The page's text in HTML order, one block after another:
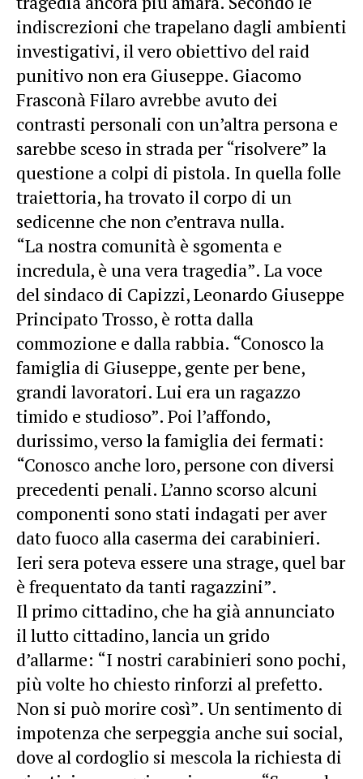
indiscrezioni che trapelano dagli ambienti
investigativi, il vero obiettivo del raid
punitivo non era Giuseppe. Giacomo
Frasconà Filaro avrebbe avuto dei
contrasti personali con un’altra persona e
sarebbe sceso in strada per “risolvere” la
questione a colpi di pistola. In quella folle
traiettoria, ha trovato il corpo di un
sedicenne che non c’entrava nulla.
“La nostra comunità è sgomenta e
incredula, è una vera tragedia”. La voce
del sindaco di Capizzi, Leonardo Giuseppe
Principato Trosso, è rotta dalla
commozione e dalla rabbia. “Conosco la
famiglia di Giuseppe, gente per bene,
grandi lavoratori. Lui era un ragazzo
timido e studioso”. Poi l’affondo,
durissimo, verso la famiglia dei fermati:
“Conosco anche loro, persone con diversi
precedenti penali. L’anno scorso alcuni
componenti sono stati indagati per aver
dato fuoco alla caserma dei carabinieri.
Ieri sera poteva essere una strage, quel bar
è frequentato da tanti ragazzini”.
Il primo cittadino, che ha già annunciato
il lutto cittadino, lancia un grido
d’allarme: “I nostri carabinieri sono pochi,
più volte ho chiesto rinforzi al prefetto.
Non si può morire così”. Un sentimento di
impotenza che serpeggia anche sui social,
dove al cordoglio si mescola la richiesta di